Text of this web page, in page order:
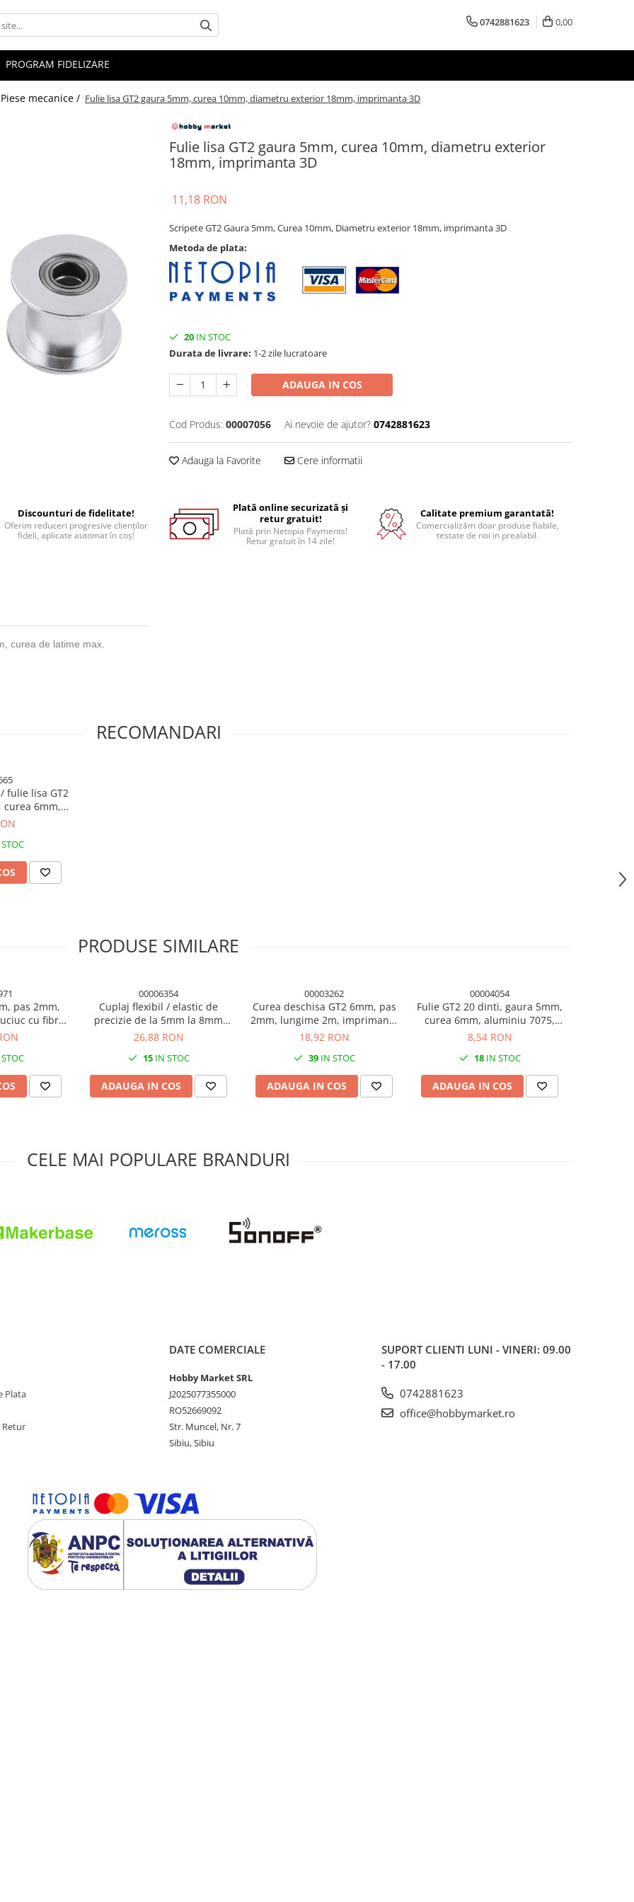
0742881623 0,00
PROGRAM FIDELIZARE
Piese mecanice / Fulie lisa GT2 gaura 5mm, curea 10mm, diametru exterior 18mm, imprimanta 3D
Fulie lisa GT2 gaura 5mm, curea 10mm, diametru exterior
18mm, imprimanta 3D
11,18 RON
Scripete GT2 Gaura 5mm, Curea 10mm, Diametru exterior 18mm, imprimanta 3D
Metoda de plata:
20 IN STOC
Durata de livrare: 1-2 zile lucratoare
ADAUGA IN COS
Cod Produs: 00007056 Ai nevoie de ajutor? 0742881623
Adauga la Favorite Cere informatii
Discounturi de fidelitate!
Oferim reduceri progresive clienților
fideli, aplicate automat în coș!
Plată online securizată și
retur gratuit!
Plată prin Netopia Payments!
Retur gratuit în 14 zile!
Calitate premium garantată!
Comercializăm doar produse fiabile,
testate de noi in prealabil.
curea de latime max.
RECOMANDARI
fulie lisa GT2
6mm,
PRODUSE SIMILARE
pas 2mm,
cu fibra
00006354
Cuplaj flexibil / elastic de
precizie de la 5mm la 8mm
imprimanta 3D
26,88 RON
15IN STOC
ADAUGA IN COS
00003262
Curea deschisa GT2 6mm, pas
2mm, lungime 2m, imprimanta
3D
18,92 RON
39IN STOC
ADAUGA IN COS
00004054
Fulie GT2 20 dinti, gaura 5mm,
curea 6mm, aluminiu 7075,
imprimanta 3D
8,54 RON
18IN STOC
ADAUGA IN COS
CELE MAI POPULARE BRANDURI
Plata
Retur
DATE COMERCIALE
Hobby Market SRL
J2025077355000
RO52669092
Str. Muncel, Nr. 7
Sibiu, Sibiu
SUPORT CLIENTI LUNI - VINERI: 09.00
- 17.00
0742881623
office@hobbymarket.ro